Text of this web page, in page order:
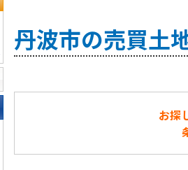
丹波市の売買土
お探